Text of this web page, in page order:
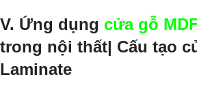
V. Ứng dụng cửa gỗ
trong nội thất| Cấu tạo
Laminate